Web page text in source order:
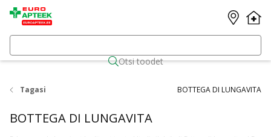
Otsi toodet
Tagasi BOTTEGA DI LUNGAVITA
BOTTEGA DI LUNGAVITA